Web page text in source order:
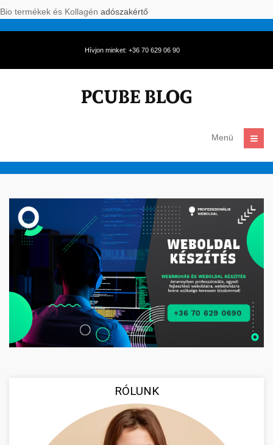
Bio termékek és Kollagén adószakértő
Hívjon minket: +36 70 629 06 90
Menü
RÓLUNK